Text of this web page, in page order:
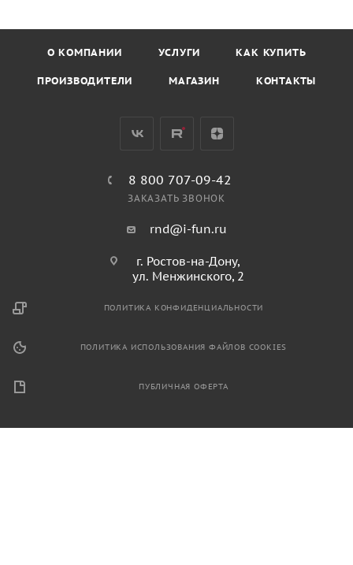
О КОМПАНИИ УСЛУГИ КАК КУПИТЬ
ПРОИЗВОДИТЕЛИ МАГАЗИН КОНТАКТЫ
8 800 707-09-42
ЗАКАЗАТЬ ЗВОНОК
rnd@i-fun.ru
г. Ростов-на-Дону,
ул. Менжинского, 2
ПОЛИТИКА КОНФИДЕНЦИАЛЬНОСТИ
ПОЛИТИКА ИСПОЛЬЗОВАНИЯ ФАЙЛОВ COOKIES
ПУБЛИЧНАЯ ОФЕРТА